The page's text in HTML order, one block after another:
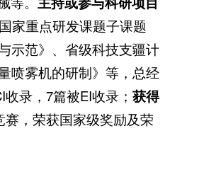
家重点研发课题子课题
示范》、省级科技支疆计
喷雾机的研制》等，总经
收录，7篇被EI收录； 获得
，荣获国家级奖励及荣